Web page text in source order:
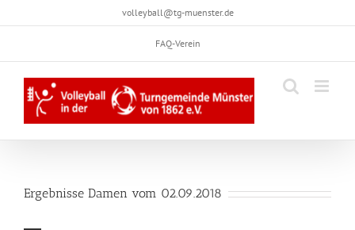
to
volleyball@tg-muenster.de
FAQ-Verein
Ergebnisse Damen vom 02.09.2018